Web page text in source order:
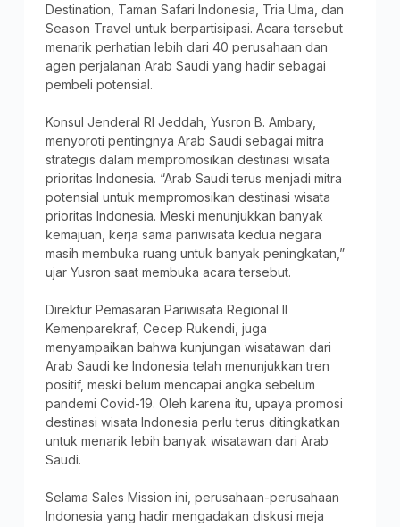
Destination, Taman Safari Indonesia, Tria Uma, dan
Season Travel untuk berpartisipasi. Acara tersebut
menarik perhatian lebih dari 40 perusahaan dan
agen perjalanan Arab Saudi yang hadir sebagai
pembeli potensial.
Konsul Jenderal RI Jeddah, Yusron B. Ambary,
menyoroti pentingnya Arab Saudi sebagai mitra
strategis dalam mempromosikan destinasi wisata
prioritas Indonesia. “Arab Saudi terus menjadi mitra
potensial untuk mempromosikan destinasi wisata
prioritas Indonesia. Meski menunjukkan banyak
kemajuan, kerja sama pariwisata kedua negara
masih membuka ruang untuk banyak peningkatan,”
ujar Yusron saat membuka acara tersebut.
Direktur Pemasaran Pariwisata Regional II
Kemenparekraf, Cecep Rukendi, juga
menyampaikan bahwa kunjungan wisatawan dari
Arab Saudi ke Indonesia telah menunjukkan tren
positif, meski belum mencapai angka sebelum
pandemi Covid-19. Oleh karena itu, upaya promosi
destinasi wisata Indonesia perlu terus ditingkatkan
untuk menarik lebih banyak wisatawan dari Arab
Saudi.
Selama Sales Mission ini, perusahaan-perusahaan
Indonesia yang hadir mengadakan diskusi meja